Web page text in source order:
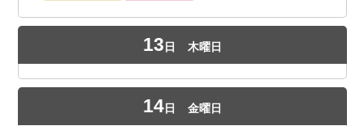
13 日 木曜日
14日 金曜日